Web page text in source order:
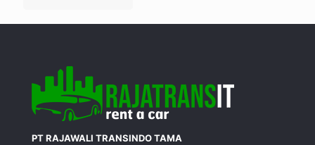
PT RAJAWALI TRANSINDO TAMA